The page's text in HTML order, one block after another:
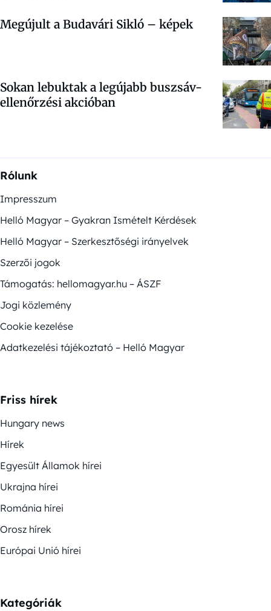
Megújult a Budavári Sikló – képek
Sokan lebuktak a legújabb buszsáv-
ellenőrzési akcióban
Rólunk
Impresszum
Helló Magyar – Gyakran Ismételt Kérdések
Helló Magyar – Szerkesztőségi irányelvek
Szerzői jogok
Támogatás: hellomagyar.hu – ÁSZF
Jogi közlemény
Cookie kezelése
Adatkezelési tájékoztató – Helló Magyar
Friss hírek
Hungary news
Hírek
Egyesült Államok hírei
Ukrajna hírei
Románia hírei
Orosz hírek
Európai Unió hírei
Kategóriák